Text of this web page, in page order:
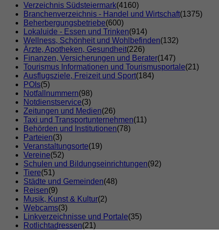
Verzeichnis Südsteiermark(4160)
Branchenverzeichnis - Handel und Wirtschaft(1375)
Beherbergungsbetriebe(600)
Lokaluide - Essen und Trinken(914)
Wellness, Schönheit und Wohlbefinden(132)
Ärzte, Apotheken, Gesundheit(226)
Finanzen, Versicherungen und Berater(147)
Tourismus Informationen und Tourismusportale(21)
Ausflugsziele, Freizeit und Sport(184)
POIs(5)
Notfallnummern(98)
Notdienstservice(3)
Zeitungen und Medien(26)
Taxi und Transportunternehmen(11)
Behörden und Institutionen(78)
Parteien(3)
Veranstaltungsorte(19)
Vereine(52)
Schulen und Bildungseinrichtungen(92)
Tiere(51)
Städte und Gemeinden(48)
Reisen(9)
Musik, Kunst & Kultur(2)
Webcams(3)
Linkverzeichnisse und Portale(35)
Rotlichtadressen(21)